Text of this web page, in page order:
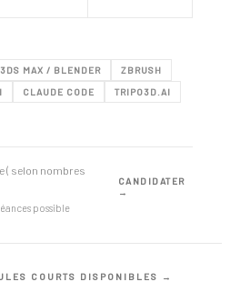
3DS MAX / BLENDER
ZBRUSH
CLAUDE CODE
TRIPO3D.AI
( selon nombres
possible
CANDIDATER
→
COURTS DISPONIBLES →